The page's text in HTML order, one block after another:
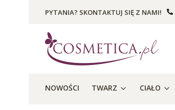
PYTANIA? SKONTAKTUJ SIĘ Z NAMI!
NOWOŚCI TWARZ CIAŁO